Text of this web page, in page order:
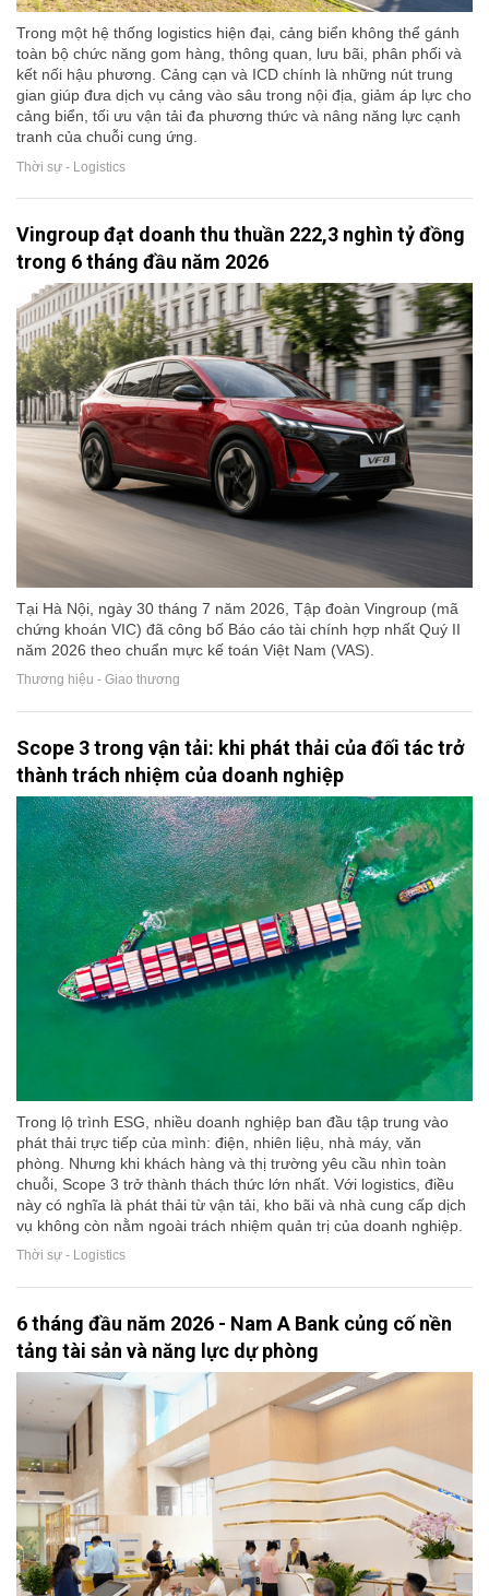
Trong một hệ thống logistics hiện đại, cảng biển không thể gánh
toàn bộ chức năng gom hàng, thông quan, lưu bãi, phân phối và
kết nối hậu phương. Cảng cạn và ICD chính là những nút trung
gian giúp đưa dịch vụ cảng vào sâu trong nội địa, giảm áp lực cho
cảng biển, tối ưu vận tải đa phương thức và nâng năng lực cạnh
tranh của chuỗi cung ứng.
Thời sự - Logistics
Vingroup đạt doanh thu thuần 222,3 nghìn tỷ đồng
trong 6 tháng đầu năm 2026
Tại Hà Nội, ngày 30 tháng 7 năm 2026, Tập đoàn Vingroup (mã
chứng khoán VIC) đã công bố Báo cáo tài chính hợp nhất Quý II
năm 2026 theo chuẩn mực kế toán Việt Nam (VAS).
Thương hiệu - Giao thương
Scope 3 trong vận tải: khi phát thải của đối tác trở
thành trách nhiệm của doanh nghiệp
Trong lộ trình ESG, nhiều doanh nghiệp ban đầu tập trung vào
phát thải trực tiếp của mình: điện, nhiên liệu, nhà máy, văn
phòng. Nhưng khi khách hàng và thị trường yêu cầu nhìn toàn
chuỗi, Scope 3 trở thành thách thức lớn nhất. Với logistics, điều
này có nghĩa là phát thải từ vận tải, kho bãi và nhà cung cấp dịch
vụ không còn nằm ngoài trách nhiệm quản trị của doanh nghiệp.
Thời sự - Logistics
6 tháng đầu năm 2026 - Nam A Bank củng cố nền
tảng tài sản và năng lực dự phòng